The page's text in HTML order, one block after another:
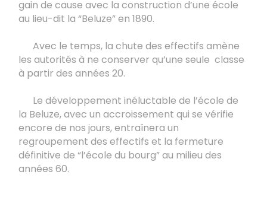
gain de cause avec la construction d’une école
au lieu-dit la “Beluze” en 1890.
Avec le temps, la chute des effectifs amène
les autorités à ne conserver qu’une seule classe
à partir des années 20.
Le développement inéluctable de l’école de
la Beluze, avec un accroissement qui se vérifie
encore de nos jours, entraînera un
regroupement des effectifs et la fermeture
définitive de “l’école du bourg” au milieu des
années 60.